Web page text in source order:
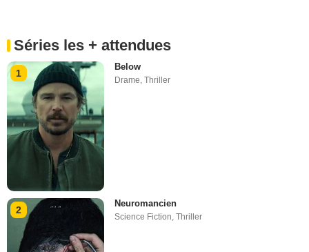
Séries les + attendues
1
Below
Drame,Thriller
2
Neuromancien
Science Fiction,Thriller